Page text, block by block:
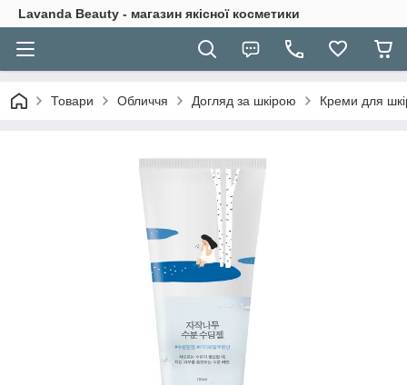
Lavanda Beauty - магазин якісної косметики
Товари Обличчя Догляд за шкірою Креми для